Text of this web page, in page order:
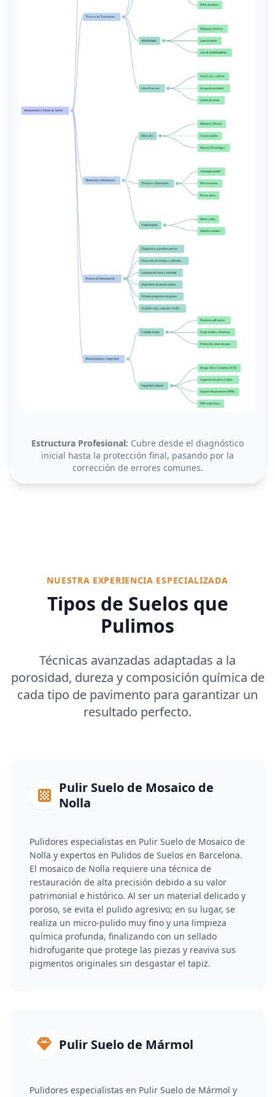
Estructura Profesional: Cubre desde el diagnóstico
inicial hasta la protección final, pasando por la
corrección de errores comunes.
NUESTRA EXPERIENCIA ESPECIALIZADA
Tipos de Suelos que
Pulimos
Técnicas avanzadas adaptadas a la
porosidad, dureza y composición química de
cada tipo de pavimento para garantizar un
resultado perfecto.
Pulir Suelo de Mosaico de
Nolla
Pulidores especialistas en Pulir Suelo de Mosaico de
Nolla y expertos en Pulidos de Suelos en Barcelona.
El mosaico de Nolla requiere una técnica de
restauración de alta precisión debido a su valor
patrimonial e histórico. Al ser un material delicado y
poroso, se evita el pulido agresivo; en su lugar, se
realiza un micro-pulido muy fino y una limpieza
química profunda, finalizando con un sellado
hidrofugante que protege las piezas y reaviva sus
pigmentos originales sin desgastar el tapiz.
Pulir Suelo de Mármol
Pulidores especialistas en Pulir Suelo de Mármol y